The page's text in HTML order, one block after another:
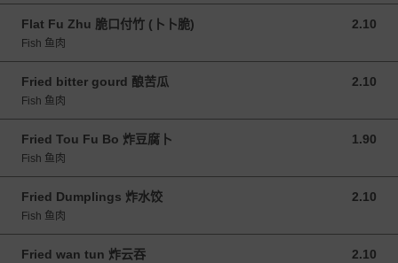
Flat Fu Zhu 脆口付竹 (卜卜脆) 2.10
2.10 MYR
Fish 鱼肉
Fried bitter gourd 酿苦瓜 2.10
2.10 MYR
Fish 鱼肉
Fried Tou Fu Bo 炸豆腐卜 1.90
1.90 MYR
Fish 鱼肉
Fried Dumplings 炸水饺 2.10
2.10 MYR
Fish 鱼肉
Fried wan tun 炸云吞 2.10
2.10 MYR